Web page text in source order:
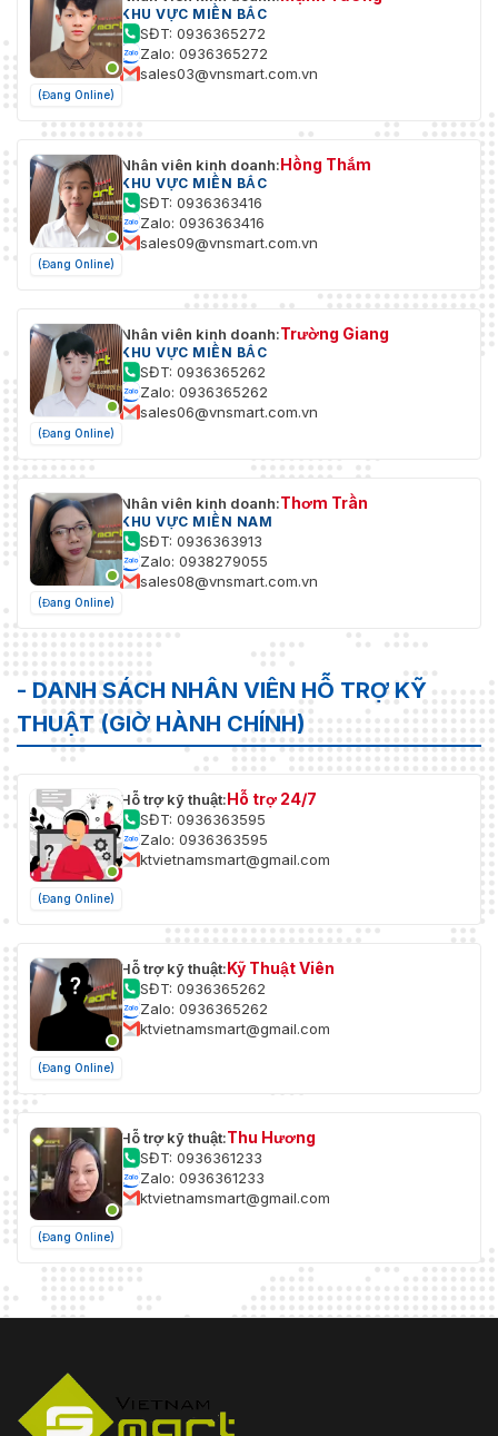
(Đang Online)
KHU VỰC MIỀN BẮC
SĐT: 0936365272
Zalo: 0936365272
sales03@vnsmart.com.vn
(Đang Online)
Nhân viên kinh doanh:Hồng Thắm
KHU VỰC MIỀN BẮC
SĐT: 0936363416
Zalo: 0936363416
sales09@vnsmart.com.vn
(Đang Online)
Nhân viên kinh doanh:Trường Giang
KHU VỰC MIỀN BẮC
SĐT: 0936365262
Zalo: 0936365262
sales06@vnsmart.com.vn
(Đang Online)
Nhân viên kinh doanh:Thơm Trần
KHU VỰC MIỀN NAM
SĐT: 0936363913
Zalo: 0938279055
sales08@vnsmart.com.vn
- DANH SÁCH NHÂN VIÊN HỖ TRỢ KỸ
THUẬT (GIỜ HÀNH CHÍNH)
(Đang Online)
Hỗ trợ kỹ thuật:Hỗ trợ 24/7
SĐT: 0936363595
Zalo: 0936363595
ktvietnamsmart@gmail.com
(Đang Online)
Hỗ trợ kỹ thuật:Kỹ Thuật Viên
SĐT: 0936365262
Zalo: 0936365262
ktvietnamsmart@gmail.com
(Đang Online)
Hỗ trợ kỹ thuật:Thu Hương
SĐT: 0936361233
Zalo: 0936361233
ktvietnamsmart@gmail.com